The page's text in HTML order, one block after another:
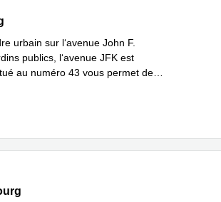
urbain sur l‘avenue John F.
publics, l‘avenue JFK est
au numéro 43 vous permet de